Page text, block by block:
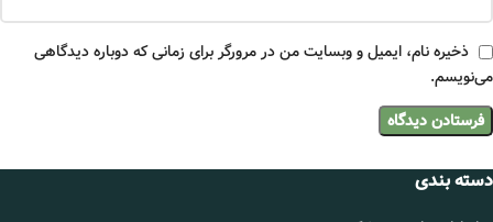
ذخیره نام، ایمیل و وبسایت من در مرورگر برای زمانی که دوباره دیدگاهی
می‌نویسم.
دسته بندی